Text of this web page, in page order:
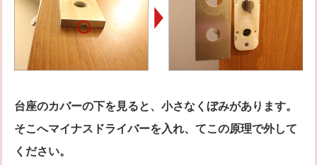
台座のカバーの下を見ると、小さなくぼみがあります。
そこへマイナスドライバーを入れ、てこの原理で外して
ください。